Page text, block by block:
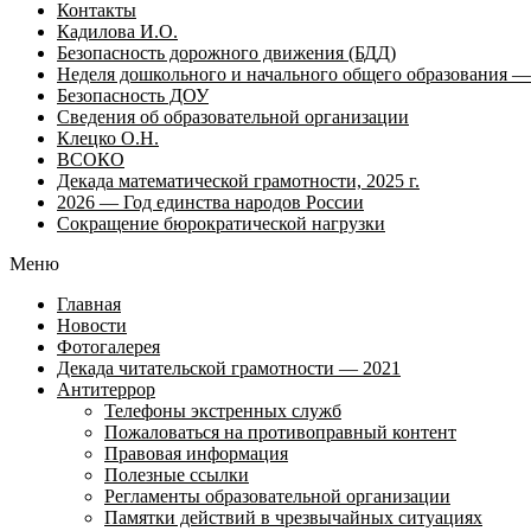
Контакты
Кадилова И.О.
Безопасность дорожного движения (БДД)
Неделя дошкольного и начального общего образования —
Безопасность ДОУ
Сведения об образовательной организации
Клецко О.Н.
ВСОКО
Декада математической грамотности, 2025 г.
2026 — Год единства народов России
Сокращение бюрократической нагрузки
Меню
Главная
Новости
Фотогалерея
Декада читательской грамотности — 2021
Антитеррор
Телефоны экстренных служб
Пожаловаться на противоправный контент
Правовая информация
Полезные ссылки
Регламенты образовательной организации
Памятки действий в чрезвычайных ситуациях